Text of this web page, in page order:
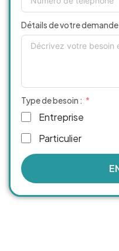
Détails de votre demande
Type de besoin :
Entreprise
Particulier